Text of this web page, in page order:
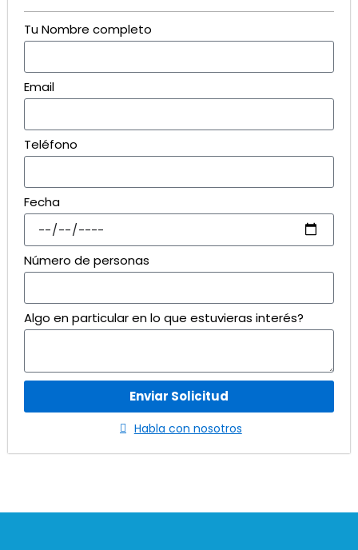
Tu Nombre completo
Email
Teléfono
Fecha
Número de personas
Algo en particular en lo que estuvieras interés?
Enviar Solicitud
Habla con nosotros